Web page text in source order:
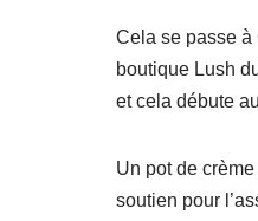
Cela se passe à
boutique Lush
et cela débute
Un pot de
soutien pour